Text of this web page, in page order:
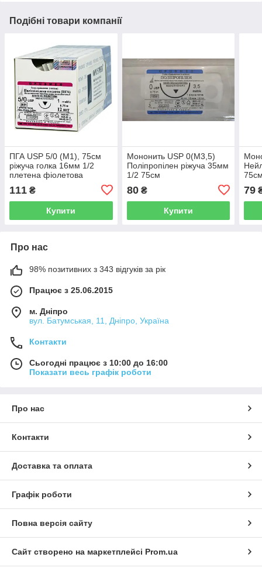
Подібні товари компанії
ПГА USP 5/0 (М1), 75см
ріжуча голка 16мм 1/2
плетена фіолетова
111 ₴
Купити
Мононить USP 0(М3,5)
Поліпропілен ріжуча 35мм
1/2 75см
80₴
Купити
79
Про нас
98% позитивних з 343 відгуків за рік
Працює з 25.06.2015
м. Дніпро
вул. Батумськая, 11, Дніпро, Україна
Контакти
Сьогодні працює з 10:00 до 16:00
Показати весь графік роботи
Про нас
Контакти
Доставка та оплата
Графік роботи
Повна версія сайту
Сайт створено на маркетплейсі Prom.ua